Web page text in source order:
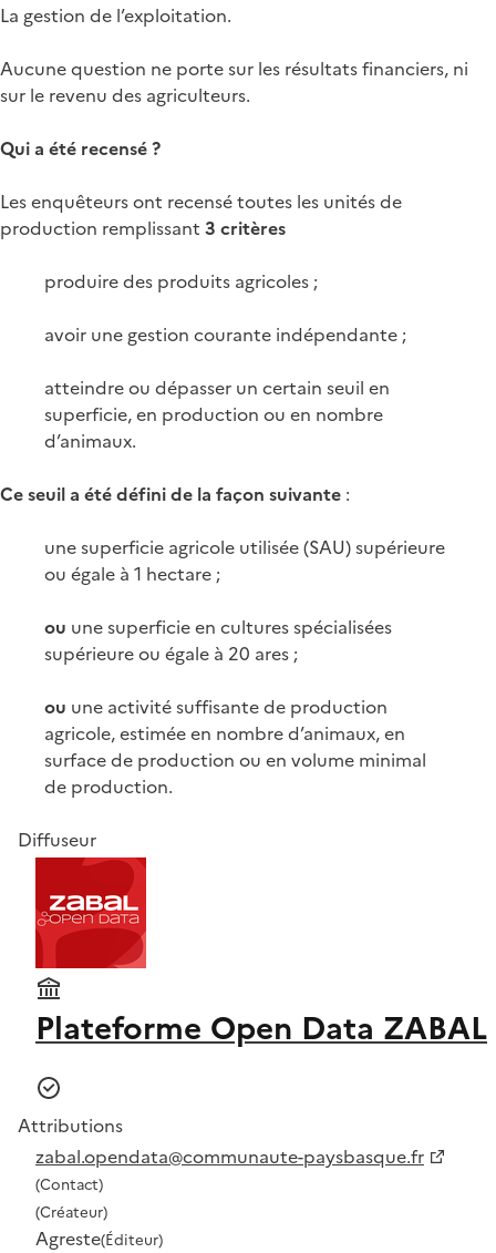
La gestion de l’exploitation.
Aucune question ne porte sur les résultats financiers, ni
sur le revenu des agriculteurs.
Qui a été recensé ?
Les enquêteurs ont recensé toutes les unités de
production remplissant 3 critères
produire des produits agricoles ;
avoir une gestion courante indépendante ;
atteindre ou dépasser un certain seuil en
superficie, en production ou en nombre
d’animaux.
Ce seuil a été défini de la façon suivante :
une superficie agricole utilisée (SAU) supérieure
ou égale à 1 hectare ;
ou une superficie en cultures spécialisées
supérieure ou égale à 20 ares ;
ou une activité suffisante de production
agricole, estimée en nombre d’animaux, en
surface de production ou en volume minimal
de production.
Diffuseur
Plateforme Open Data ZABAL
Attributions
zabal.opendata@communaute-paysbasque.fr
(Contact)
(Créateur)
Agreste(Éditeur)